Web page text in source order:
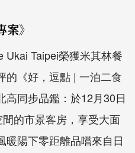
》
Ukai Taipei榮獲米其林餐
的《好，逗點 | 一泊二食
高同步品鑑：於12月30日
的市景客房，享受大面
暖陽下零距離品嚐來自日